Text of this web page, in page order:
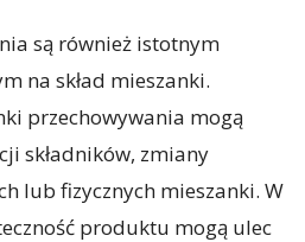
są również istotnym
na skład mieszanki.
przechowywania mogą
składników, zmiany
lub fizycznych mieszanki. W
produktu mogą ulec